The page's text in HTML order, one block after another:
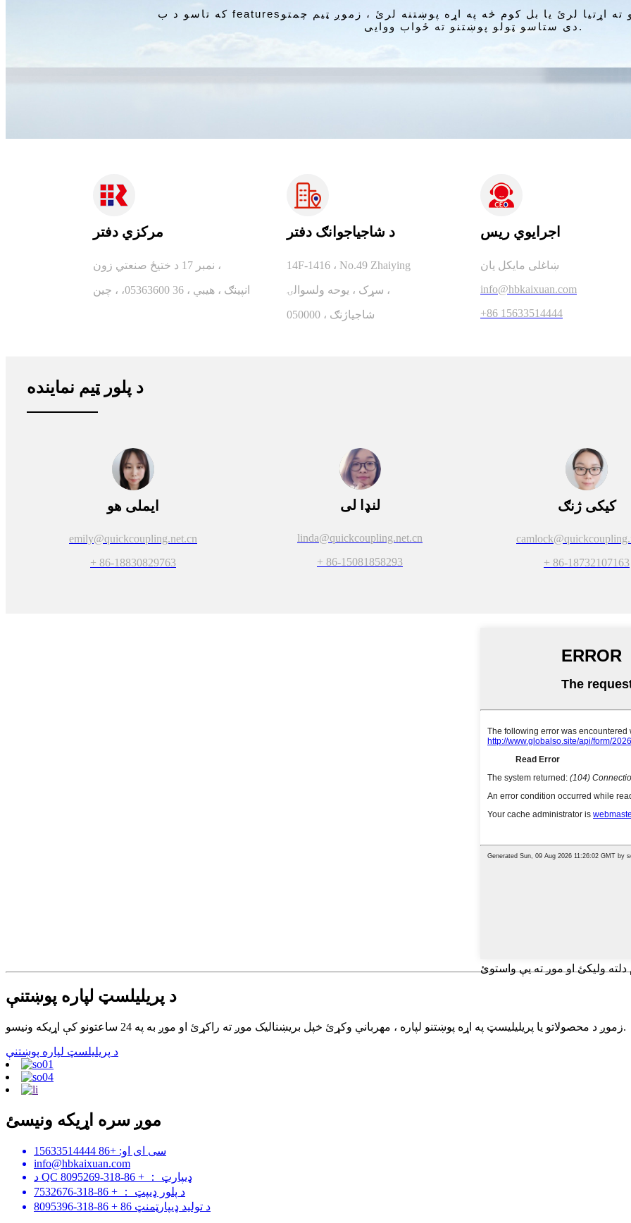
که تاسو د ب featuresو ، کیفیت ، نرخ کولو ، نمونو ته اړتیا لرئ یا بل کوم څه په اړه پوښتنه لرئ ، زموږ ټیم چمتو
دی ستاسو ټولو پوښتنو ته ځواب ووایی.
مركزي دفتر
نمبر 17 د ختیځ صنعتي زون ،
انپینګ ، هیبي ، 36 05363600، ، چین
د شاجیاجوانګ دفتر
14F-1416 ، No.49 Zhaiying
سړک ، یوحه ولسوالۍ ،
شاجیاژنګ ، 050000
اجرايوي ريس
ښاغلی مایکل یان
info@hbkaixuan.com
+86 15633514444
د پلور ټیم نماینده
ایملی هو
emily@quickcoupling.net.cn
+ 86-18830829763
لنډا لی
linda@quickcoupling.net.cn
+ 86-15081858293
کیکی ژنګ
+ 86-18732107163
دلته ولیکئ او موږ ته یې واستوئ
د پریلیلسټ لپاره پوښتنې
زموږ د محصولاتو یا پریلیلیسټ په اړه پوښتنو لپاره ، مهرباني وکړئ خپل بریښنالیک موږ ته راکړئ او موږ به په 24 ساعتونو کې اړیکه ونیسو.
د پریلیلسټ لپاره پوښتنې
موږ سره اړیکه ونیسئ
سی ای او: +86 15633514444
info@hbkaixuan.com
د QC ډیپارټ ： + 86-318-8095269
د پلور ډیپټ ： + 86-318-7532676
د تولید ډیپارټمنټ 86 + 86-318-8095396